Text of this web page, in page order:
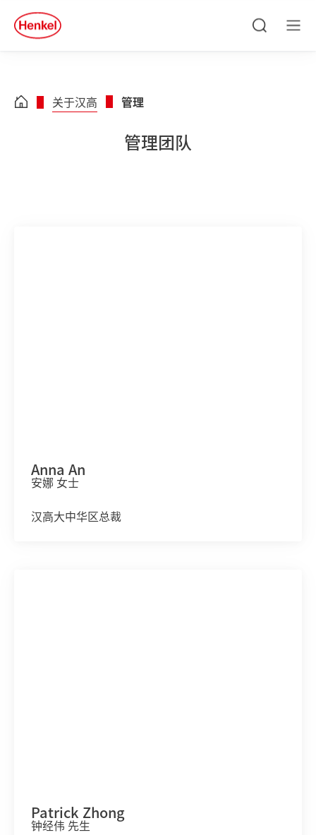
Skip to main content
Skip to footer
quick
search
关于汉高 管理
管理团队
Anna An
安娜 女士
汉高大中华区总裁
Patrick Zhong
钟经伟 先生